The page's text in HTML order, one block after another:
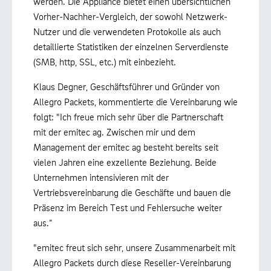
Vorher-Nachher-Vergleich, der sowohl Netzwerk-
Nutzer und die verwendeten Protokolle als auch
detaillierte Statistiken der einzelnen Serverdienste
(SMB, http, SSL, etc.) mit einbezieht.
Klaus Degner, Geschäftsführer und Gründer von
Allegro Packets, kommentierte die Vereinbarung wie
folgt: "Ich freue mich sehr über die Partnerschaft
mit der emitec ag. Zwischen mir und dem
Management der emitec ag besteht bereits seit
vielen Jahren eine exzellente Beziehung. Beide
Unternehmen intensivieren mit der
Vertriebsvereinbarung die Geschäfte und bauen die
Präsenz im Bereich Test und Fehlersuche weiter
aus.“
"emitec freut sich sehr, unsere Zusammenarbeit mit
Allegro Packets durch diese Reseller-Vereinbarung